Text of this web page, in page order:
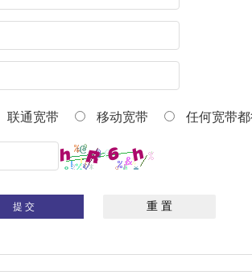
联通宽带 移动宽带 任何宽带
提 交